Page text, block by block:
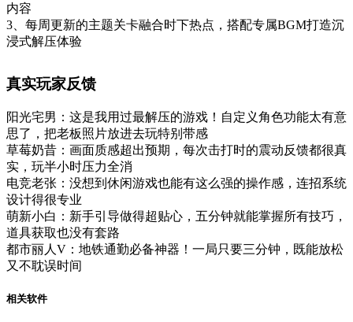
内容
3、每周更新的主题关卡融合时下热点，搭配专属BGM打造沉
浸式解压体验
真实玩家反馈
阳光宅男：这是我用过最解压的游戏！自定义角色功能太有意
思了，把老板照片放进去玩特别带感
草莓奶昔：画面质感超出预期，每次击打时的震动反馈都很真
实，玩半小时压力全消
电竞老张：没想到休闲游戏也能有这么强的操作感，连招系统
设计得很专业
萌新小白：新手引导做得超贴心，五分钟就能掌握所有技巧，
道具获取也没有套路
都市丽人V：地铁通勤必备神器！一局只要三分钟，既能放松
又不耽误时间
相关软件